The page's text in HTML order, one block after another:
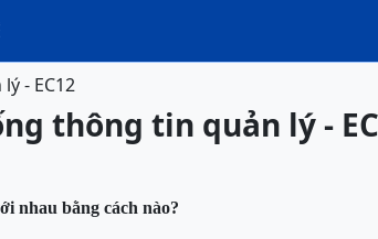
- EC12
thông tin quản lý -
nhau bằng cách nào?